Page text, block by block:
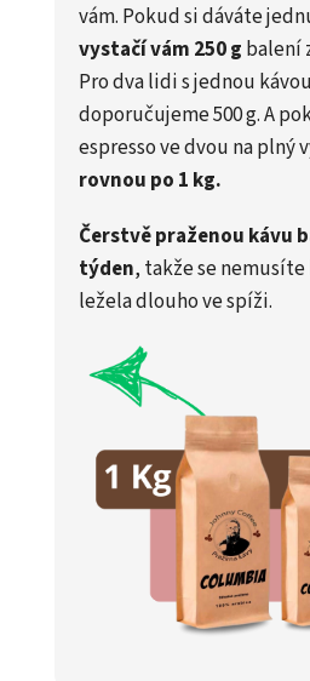
vám. Pokud si dáváte
vystačí vám 250 g balení
Pro dva lidi s jednou
doporučujeme 500 g. A
espresso ve dvou na plný
rovnou po 1 kg.
Čerstvě praženou kávu
týden, takže se
ležela dlouho ve spíži.